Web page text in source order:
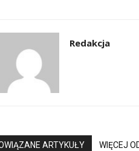
Redakcja
ARTYKUŁY WIĘCEJ